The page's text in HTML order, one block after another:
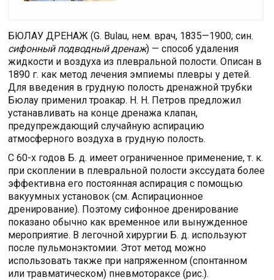
БЮЛАУ ДРЕНАЖ (G. Bulau, нем. врач, 1835—1900; син.
сифонный подводный дренаж) — способ удаления
жидкости и воздуха из плевральной полости. Описан в
1890 г. как метод лечения эмпиемы плевры у детей.
Для введения в грудную полость дренажной трубки
Бюлау применил троакар. H. Н. Петров предложил
устанавливать на конце дренажа клапан,
предупреждающий случайную аспирацию
атмосферного воздуха в грудную полость.
С 60-х годов Б. д. имеет ограниченное применение, т. к.
при скоплении в плевральной полости экссудата более
эффективна его постоянная аспирация с помощью
вакуумных установок (см. Аспирационное
дренирование). Поэтому сифонное дренирование
показано обычно как временное или вынужденное
мероприятие. В легочной хирургии Б. д. используют
после пульмонэктомии. Этот метод можно
использовать также при напряженном (спонтанном
или травматическом) пневмотораксе (рис.).